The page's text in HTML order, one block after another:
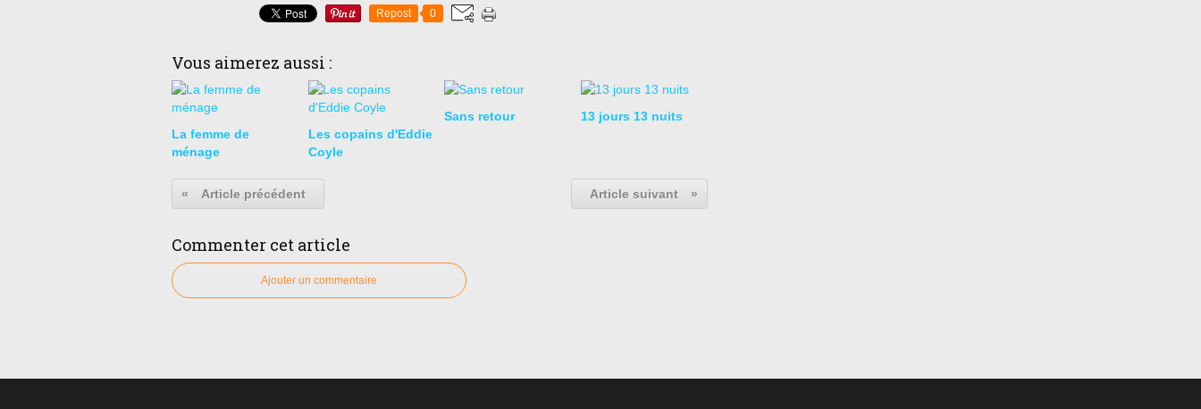
Repost 0
Vous aimerez aussi :
La femme de
ménage
Les copains d'Eddie
Coyle
Sans retour 13 jours 13 nuits
« Article précédent Article suivant »
Commenter cet article
Ajouter un commentaire